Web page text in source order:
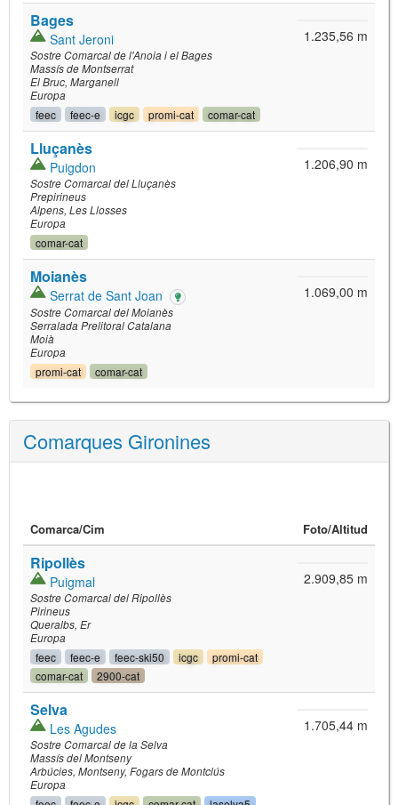
Bages
Sant Jeroni
Sostre Comarcal de l'Anoia i el Bages
Massís de Montserrat
El Bruc Marganell
Europa
feec feec-e icgc promi-cat comar-cat
1.235,56 m
Lluçanès
Puigdon
Sostre Comarcal del Lluçanès
Prepirineus
Alpens Les Llosses
Europa
comar-cat
1.206,90 m
Moianès
Serrat de Sant Joan
Sostre Comarcal del Moianès
Serralada Prelitoral Catalana
Moià
Europa
promi-cat comar-cat
1.069,00 m
Comarques Gironines
Comarca/Cim Foto/Altitud
Ripollès
Puigmal
Sostre Comarcal del Ripollès
Pirineus
Queralbs Er
Europa
feec feec-e feec-ski50 icgc
promi-cat
comar-cat
2900-cat
2.909,85 m
Selva
Les Agudes
Sostre Comarcal de la Selva
Massís del Montseny
Arbúcies Montseny Fogars de Montclús
Europa
1.705,44 m